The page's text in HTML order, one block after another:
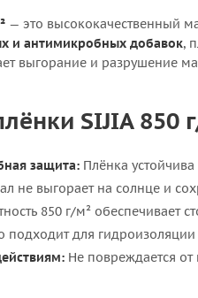
— это высококачественный
и антимикробных добавок,
выгорание и разрушение
SIJIA 850
защита: Плёнка
не выгорает на солнце и
850 г/м² обеспечивает
подходит для
Не повреждается